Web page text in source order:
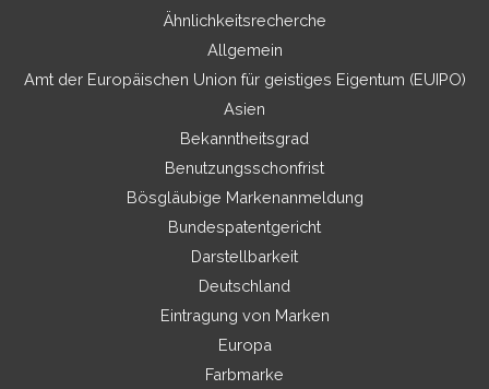
Ähnlichkeitsrecherche
Allgemein
Amt der Europäischen Union für geistiges Eigentum (EUIPO)
Asien
Bekanntheitsgrad
Benutzungsschonfrist
Bösgläubige Markenanmeldung
Bundespatentgericht
Darstellbarkeit
Deutschland
Eintragung von Marken
Europa
Farbmarke